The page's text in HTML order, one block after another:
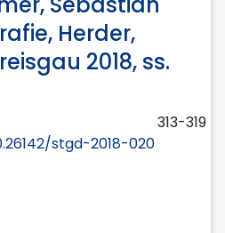
Herder,
2018, ss.
313-319
stgd-2018-020